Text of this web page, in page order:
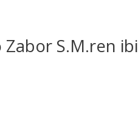
Zabor S.M.ren